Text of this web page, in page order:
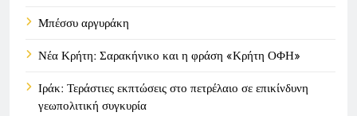
Μπέσσυ αργυράκη
Νέα Κρήτη: Σαρακήνικο και η φράση «Κρήτη ΟΦΗ»
Ιράκ: Τεράστιες εκπτώσεις στο πετρέλαιο σε επικίνδυνη
γεωπολιτική συγκυρία